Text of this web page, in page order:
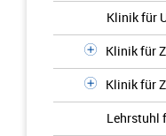
Klinik für
Klinik für
Klinik für
Lehrstuhl